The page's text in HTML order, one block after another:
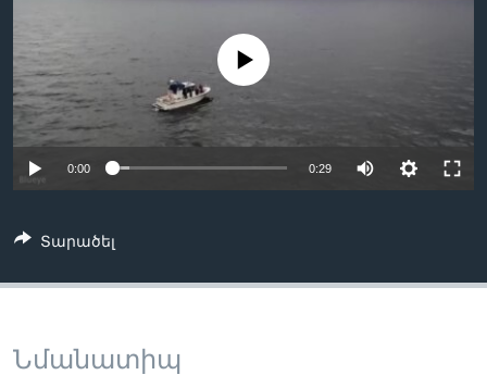
Լեզուներ
No media source currently available
0:00 0:29
Տարածել
Նմանատիպ